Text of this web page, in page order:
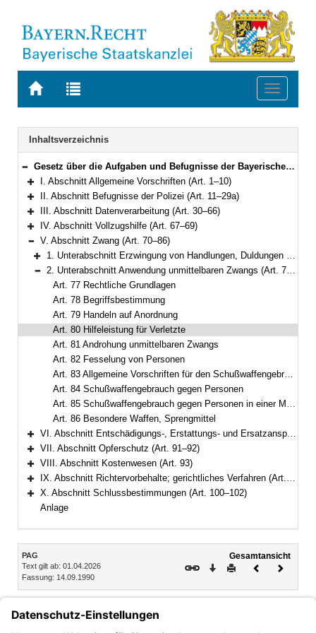
Zur
BAYERN.RECHT
Zur
letzten
Suche
Toggle
Navigation
Inhaltsverzeichnis
Bereich reduzieren
Gesetz über die Aufgaben und Befugnisse der Bayerischen Polizei (Polizeiaufgabengesetz – PAG) in der Fassung der Bekanntmachung vom 14. September 1990 (GVBl. S. 397) BayRS 2012-1-1-I (Art. 1–102)
Bereich erweitern
I. Abschnitt Allgemeine Vorschriften (Art. 1–10)
Bereich erweitern
II. Abschnitt Befugnisse der Polizei (Art. 11–29a)
Bereich erweitern
III. Abschnitt Datenverarbeitung (Art. 30–66)
Bereich erweitern
IV. Abschnitt Vollzugshilfe (Art. 67–69)
Bereich reduzieren
V. Abschnitt Zwang (Art. 70–86)
Bereich erweitern
1. Unterabschnitt Erzwingung von Handlungen, Duldungen und Unterlassungen (Art. 70–76)
Bereich reduzieren
2. Unterabschnitt Anwendung unmittelbaren Zwangs (Art. 77–86)
Art. 77 Rechtliche Grundlagen
Art. 78 Begriffsbestimmung
Art. 79 Handeln auf Anordnung
Art. 80 Hilfeleistung für Verletzte
Art. 81 Androhung unmittelbaren Zwangs
Art. 82 Fesselung von Personen
Art. 83 Allgemeine Vorschriften für den Schußwaffengebrauch
Art. 84 Schußwaffengebrauch gegen Personen
Art. 85 Schußwaffengebrauch gegen Personen in einer Menschenmenge
Art. 86 Besondere Waffen, Sprengmittel
Bereich erweitern
VI. Abschnitt Entschädigungs-, Erstattungs- und Ersatzansprüche (Art. 87–90)
Bereich erweitern
VII. Abschnitt Opferschutz (Art. 91–92)
Bereich erweitern
VIII. Abschnitt Kostenwesen (Art. 93)
Bereich erweitern
IX. Abschnitt Richtervorbehalte; gerichtliches Verfahren (Art. 94–99)
Bereich erweitern
X. Abschnitt Schlussbestimmungen (Art. 100–102)
Anlage
Inhalt
PAG
Text gilt ab: 01.04.2026
Fassung: 14.09.1990
Gesamtansicht
Download
DruckenVorheriges
Wird unmittelbarer Zwang angewendet, ist Verletzten,